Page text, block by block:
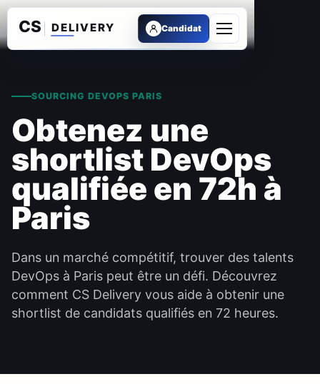
Candidat
Ouvrir le menu
SOURCING DEVOPS PARIS
Obtenez une
shortlist DevOps
qualifiée en 72h à
Paris
Dans un marché compétitif, trouver des talents
DevOps à Paris peut être un défi. Découvrez
comment CS Delivery vous aide à obtenir une
shortlist de candidats qualifiés en 72 heures.